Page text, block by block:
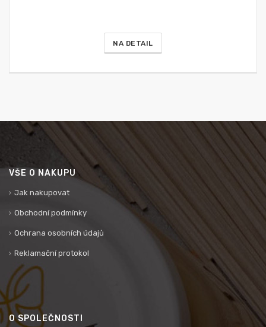
NA DETAIL
VŠE O NÁKUPU
Jak nakupovat
Obchodní podmínky
Ochrana osobních údajů
Reklamační protokol
O SPOLEČNOSTI